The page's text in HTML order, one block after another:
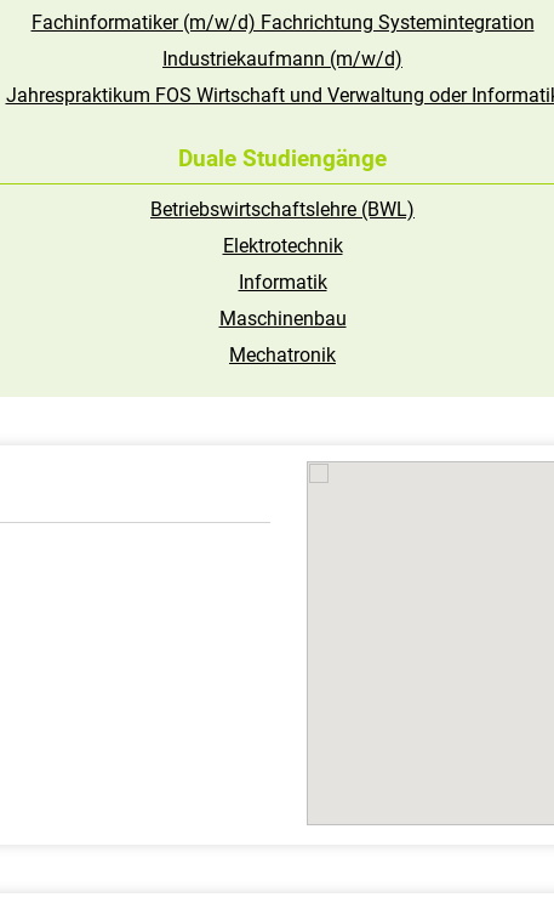
Fachinformatiker (m/w/d) Fachrichtung Systemintegration
Industriekaufmann (m/w/d)
Jahrespraktikum FOS Wirtschaft und Verwaltung oder
Duale Studiengänge
Betriebswirtschaftslehre (BWL)
Elektrotechnik
Informatik
Maschinenbau
Mechatronik